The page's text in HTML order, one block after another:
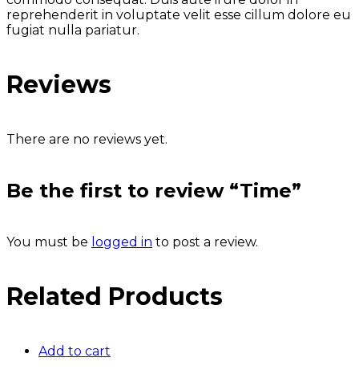
reprehenderit in voluptate velit esse cillum dolore eu
fugiat nulla pariatur.
Reviews
There are no reviews yet.
Be the first to review “Time”
You must be logged in to post a review.
Related Products
Add to cart